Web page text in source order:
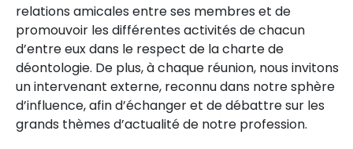
relations amicales entre ses membres et de
promouvoir les différentes activités de chacun
d’entre eux dans le respect de la charte de
déontologie. De plus, à chaque réunion, nous invitons
un intervenant externe, reconnu dans notre sphère
d’influence, afin d’échanger et de débattre sur les
grands thèmes d’actualité de notre profession.